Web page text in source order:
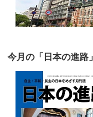
今月の「日本の進路」